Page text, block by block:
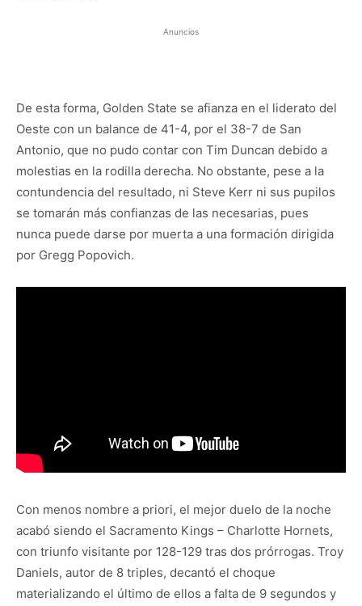
Anuncios
De esta forma, Golden State se afianza en el liderato del
Oeste con un balance de 41-4, por el 38-7 de San
Antonio, que no pudo contar con Tim Duncan debido a
molestias en la rodilla derecha. No obstante, pese a la
contundencia del resultado, ni Steve Kerr ni sus pupilos
se tomarán más confianzas de las necesarias, pues
nunca puede darse por muerta a una formación dirigida
por Gregg Popovich.
Con menos nombre a priori, el mejor duelo de la noche
acabó siendo el Sacramento Kings – Charlotte Hornets,
con triunfo visitante por 128-129 tras dos prórrogas. Troy
Daniels, autor de 8 triples, decantó el choque
materializando el último de ellos a falta de 9 segundos y